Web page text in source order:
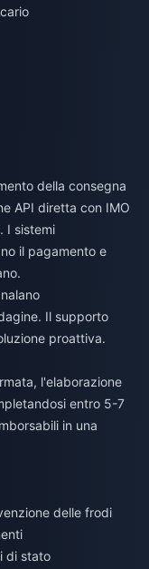
della consegna
API diretta con IMO
I sistemi
il pagamento e
Il supporto
proattiva.
l'elaborazione
entro 5-7
in una
delle frodi
di stato